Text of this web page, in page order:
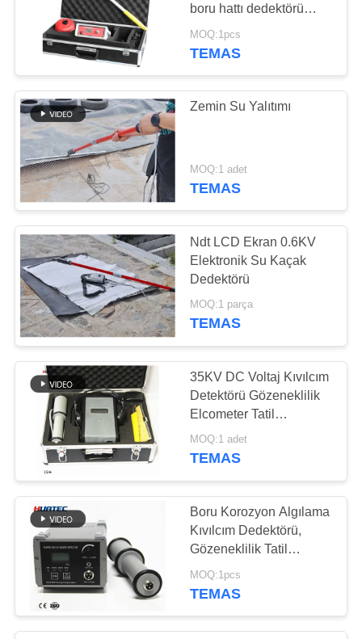
SITE
HARITASI
PRIVACY
POLICY
Portatif Sertlik
denetim aygıtları
60
X-Ray kusur
dedektörü
X-ışını Boru Hattı
Tarayıcıları
35
Tatil Dedektörü
boru hattı dedektörü
HD172
MOQ:1pcs
TEMAS
Zemin Su Yalıtımı
MOQ:1 adet
TEMAS
Ndt LCD Ekran 0.6KV
Elektronik Su Kaçak
Dedektörü
MOQ:1 parça
TEMAS
35KV DC Voltaj Kıvılcım
Detektörü Gözeneklilik
Elcometer Tatil
Detektörü
MOQ:1 adet
TEMAS
Boru Korozyon Algılama
Kıvılcım Dedektörü,
Gözeneklilik Tatil
Dedektörü elcometer
tatil dedektörü
MOQ:1pcs
TEMAS